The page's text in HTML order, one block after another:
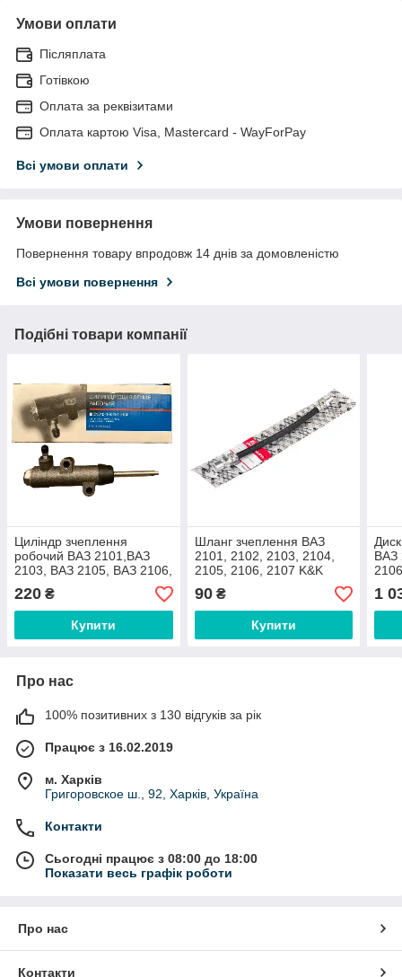
Умови оплати
Післяплата
Готівкою
Оплата за реквізитами
Оплата картою Visa, Mastercard - WayForPay
Всі умови оплати
Умови повернення
Повернення товару впродовж 14 днів за домовленістю
Всі умови повернення
Подібні товари компанії
Циліндр зчеплення
робочий ВАЗ 2101,ВАЗ
2103, ВАЗ 2105, ВАЗ 2106,
ВАЗ 2107, ВАЗ 2121
220 ₴
Купити
Шланг зчеплення ВАЗ
2101, 2102, 2103, 2104,
2105, 2106, 2107 K&K
Premium
90₴
Купити
ВАЗ
1
Про нас
100% позитивних з 130 відгуків за рік
Працює з 16.02.2019
м. Харків
Григоровское ш., 92, Харків, Україна
Контакти
Сьогодні працює з 08:00 до 18:00
Показати весь графік роботи
Про нас
Контакти